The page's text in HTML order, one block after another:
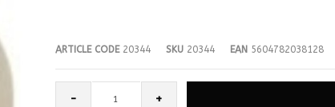
ARTICLE CODE20344 SKU20344 EAN5604782038128
- +